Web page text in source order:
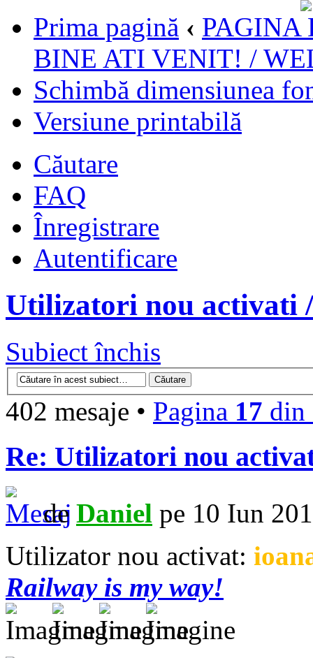
Prima pagină ‹ PAGINA
BINE ATI VENIT! /
Schimbă dimensiunea
Versiune printabilă
Căutare
FAQ
Înregistrare
Autentificare
Utilizatori nou activati
Subiect închis
402 mesaje • Pagina 17 din
Re: Utilizatori nou
de Daniel pe 10 Iun
Utilizator nou activat:
Railway is my way!